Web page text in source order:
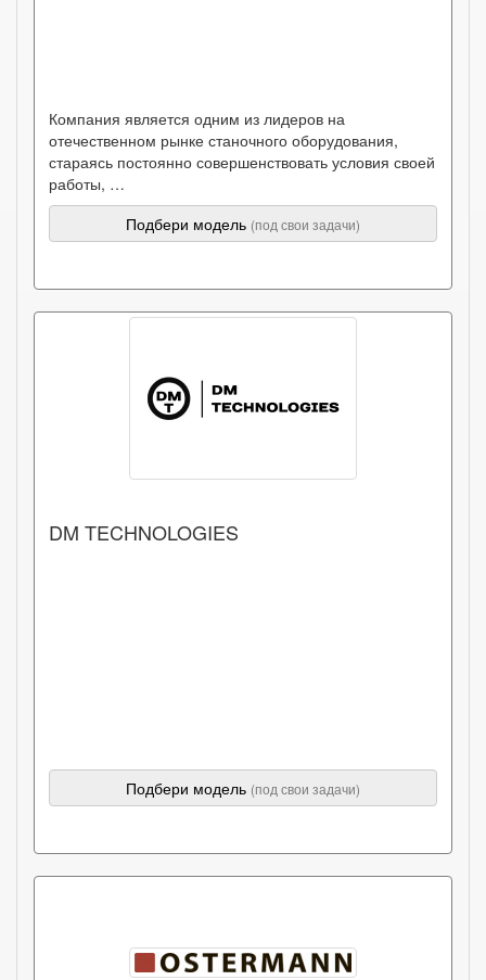
Компания является одним из лидеров на
отечественном рынке станочного оборудования,
стараясь постоянно совершенствовать условия своей
работы, …
Подбери модель (под свои задачи)
DM TECHNOLOGIES
Подбери модель (под свои задачи)